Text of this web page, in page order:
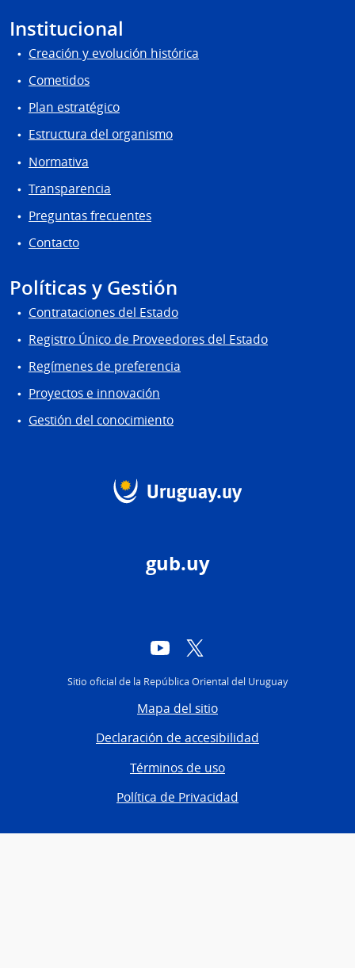
Institucional
Creación y evolución histórica
Cometidos
Plan estratégico
Estructura del organismo
Normativa
Transparencia
Preguntas frecuentes
Contacto
Políticas y Gestión
Contrataciones del Estado
Registro Único de Proveedores del Estado
Regímenes de preferencia
Proyectos e innovación
Gestión del conocimiento
gub.uy
YouTube
Sitio oficial de la República Oriental del Uruguay
Mapa del sitio
Declaración de accesibilidad
Términos de uso
Política de Privacidad